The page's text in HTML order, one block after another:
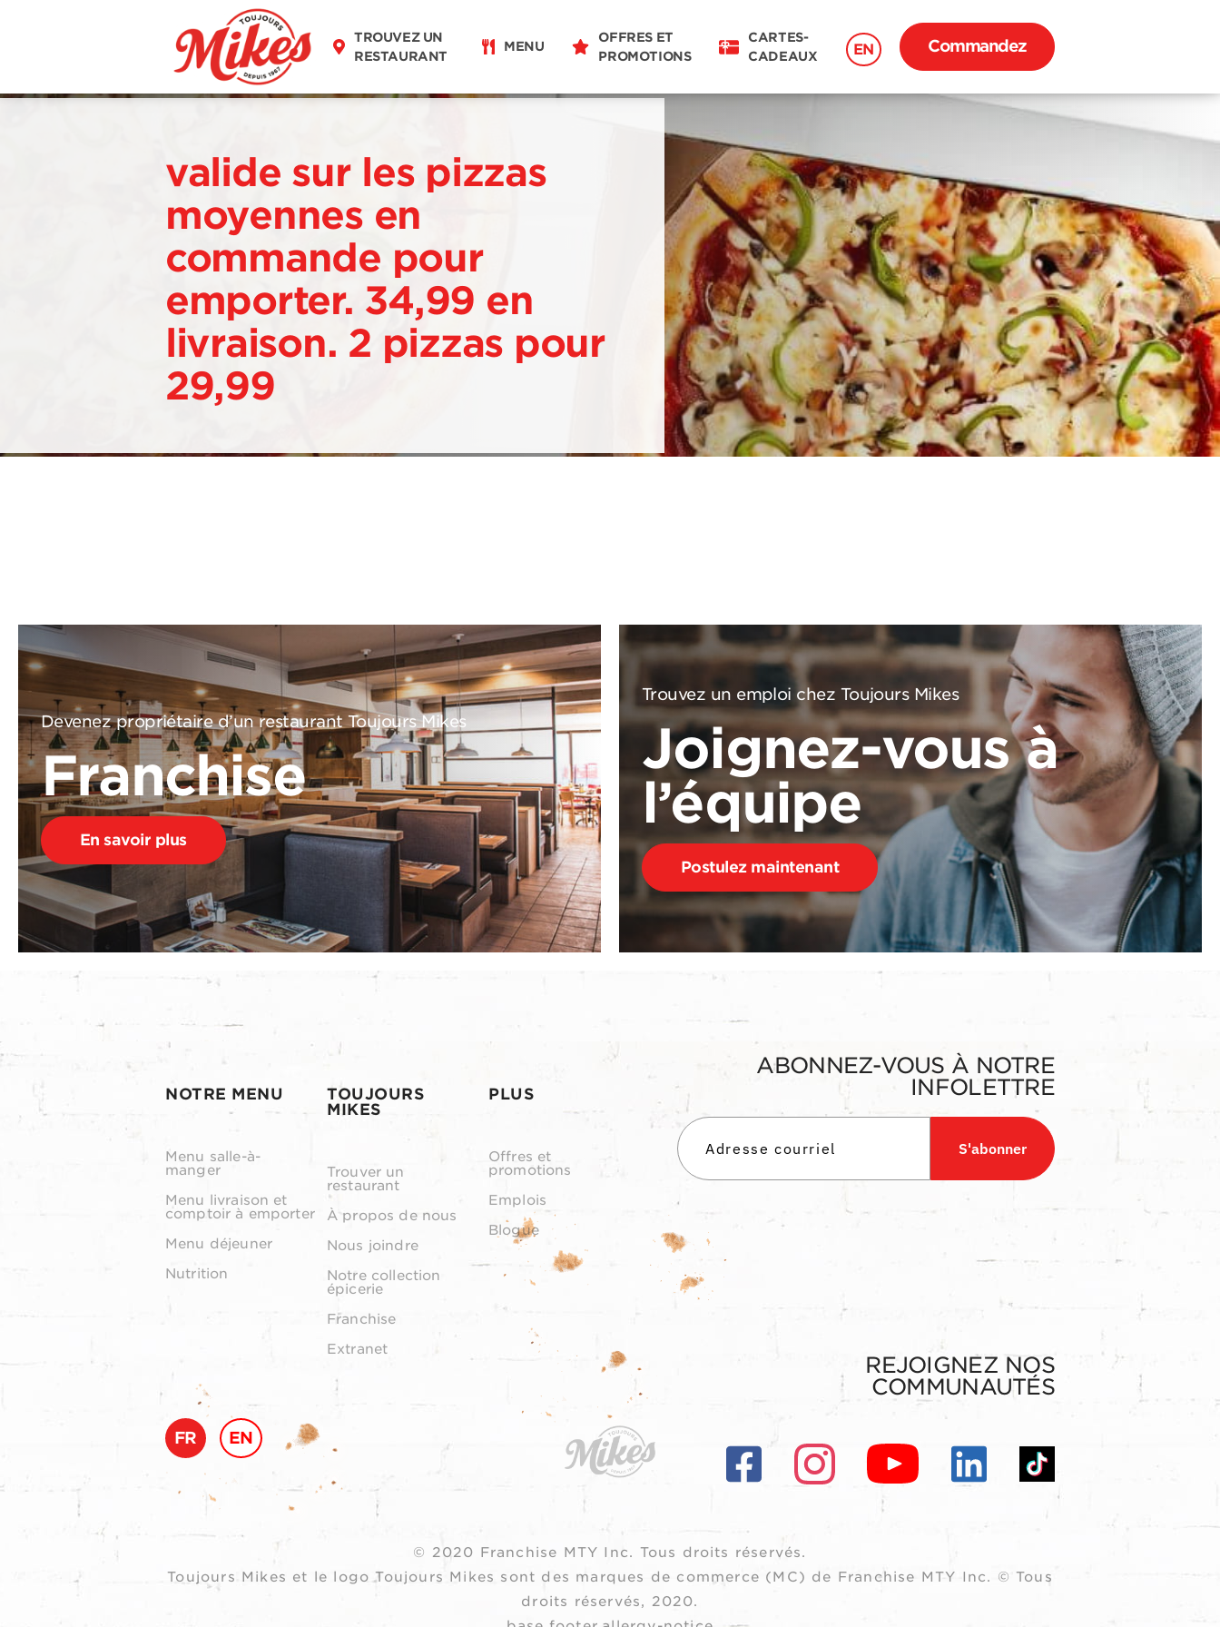
TROUVEZ UN
RESTAURANT
MENU
OFFRES ET
PROMOTIONS
CARTES-
CADEAUX
EN Commandez
valide sur les pizzas
moyennes en
commande pour
emporter. 34,99 en
livraison. 2 pizzas pour
29,99
Devenez propriétaire d’un restaurant Toujours Mikes
Franchise
En savoir plus
Trouvez un emploi chez Toujours Mikes
Joignez-vous à
l’équipe
Postulez maintenant
NOTRE MENU
Menu salle-à-
manger
Menu livraison et
comptoir à emporter
Menu déjeuner
Nutrition
TOUJOURS
MIKES
Trouver un
restaurant
À propos de nous
Nous joindre
Notre collection
épicerie
Franchise
Extranet
PLUS
Offres et
promotions
Emplois
Blogue
ABONNEZ-VOUS À NOTRE
INFOLETTRE
S'abonner
FR EN
REJOIGNEZ NOS
COMMUNAUTÉS
© 2020 Franchise MTY Inc. Tous droits réservés.
Toujours Mikes et le logo Toujours Mikes sont des marques de commerce (MC) de Franchise MTY Inc. © Tous
droits réservés, 2020.